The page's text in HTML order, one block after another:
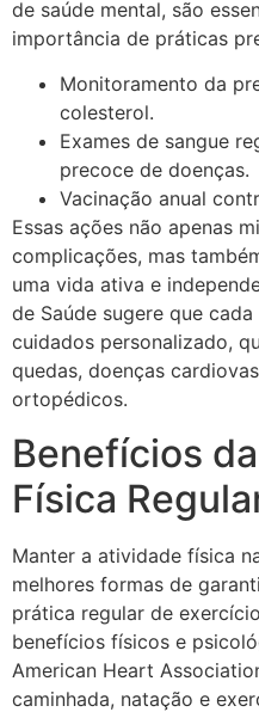
de saúde mental, são
importância de práticas
Monitoramento da
colesterol.
Exames de sangue
precoce de doenças.
Vacinação anual
Essas ações não apenas
complicações, mas
uma vida ativa e
de Saúde sugere que
cuidados personalizado,
quedas, doenças
ortopédicos.
Benefícios
Física
Manter a atividade física
melhores formas de
prática regular de
benefícios físicos e
American Heart
caminhada, natação e